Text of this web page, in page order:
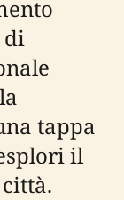
di
tappa
il